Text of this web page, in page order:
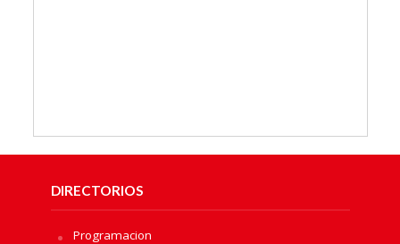
DIRECTORIOS
Programacion